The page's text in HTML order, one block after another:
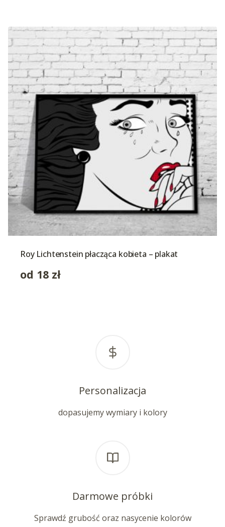
Roy Lichtenstein płacząca kobieta – plakat
od 18 zł
Personalizacja
dopasujemy wymiary i kolory
Darmowe próbki
Sprawdź grubość oraz nasycenie kolorów